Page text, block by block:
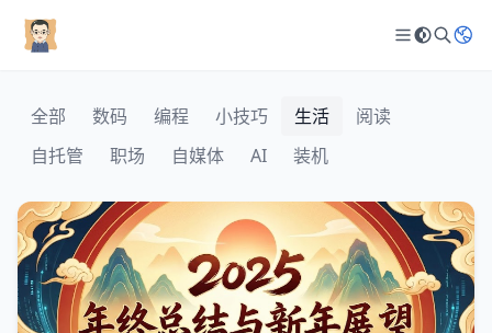
全部 数码 编程 小技巧 生活
阅读
自托管
职场 自媒体 AI 装机